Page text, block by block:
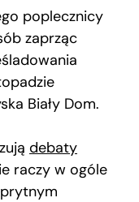
poplecznicy
zaprząc
Biały Dom.
debaty
raczy w ogóle